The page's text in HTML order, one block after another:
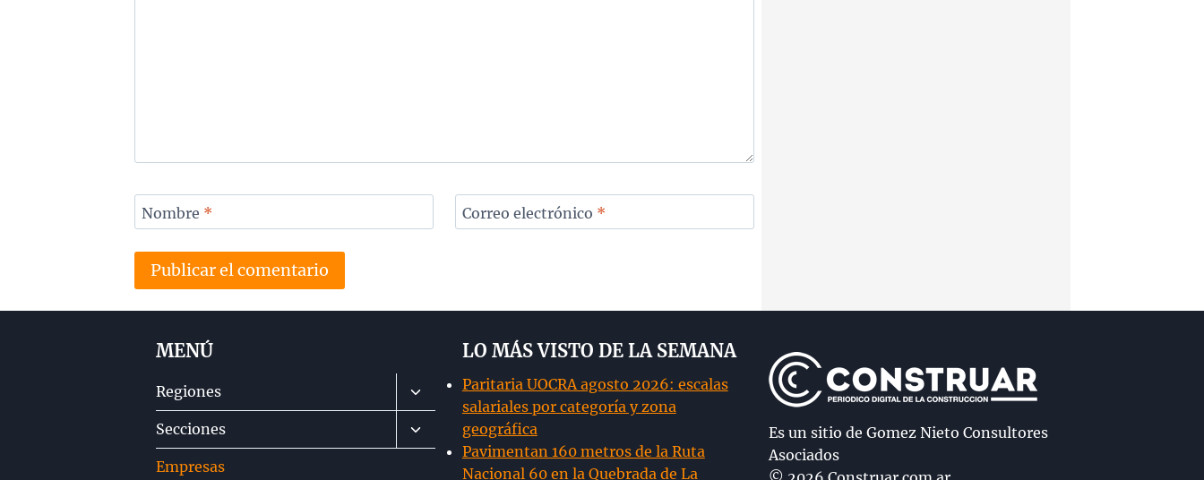
Nombre * Correo electrónico *
MENÚ
Regiones
Alternar
menú
hijo
Secciones
Alternar
menú
Empresas
LO MÁS VISTO DE LA SEMANA
Paritaria UOCRA agosto 2026: escalas
salariales por categoría y zona
geográfica
Pavimentan 160 metros de la Ruta
Nacional 60 en la Quebrada de La
Es un sitio de Gomez Nieto Consultores
Asociados